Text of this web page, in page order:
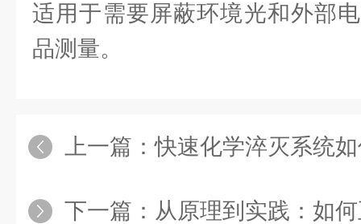
适用于需要屏蔽环境光和外部
品测量。
上一篇：快速化学淬灭系统如何
下一篇： 从原理到实践：如何正